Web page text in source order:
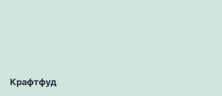
Крафтфуд